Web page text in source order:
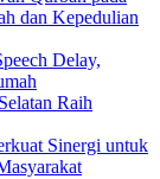
dan Kepedulian
Delay,
Raih
Sinergi untuk